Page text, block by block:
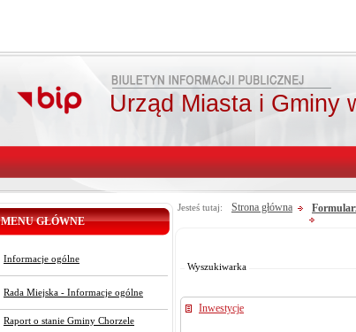
Urząd Miasta i Gminy
MENU GŁÓWNE
Informacje ogólne
Rada Miejska - Informacje ogólne
Raport o stanie Gminy Chorzele
Jesteś tutaj: Strona główna
Wyszukiwarka
Inwestycje